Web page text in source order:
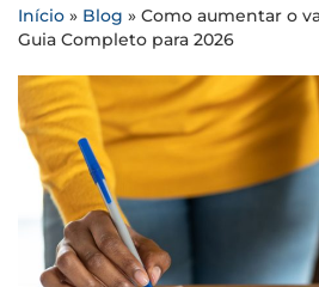
Início » Blog » Como aumentar o
Guia Completo para 2026